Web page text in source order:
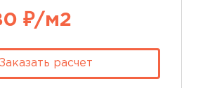
₽/м2
Заказать расчет